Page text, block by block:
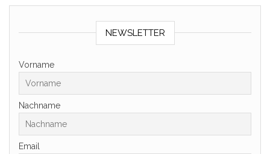
NEWSLETTER
Vorname
Nachname
Email